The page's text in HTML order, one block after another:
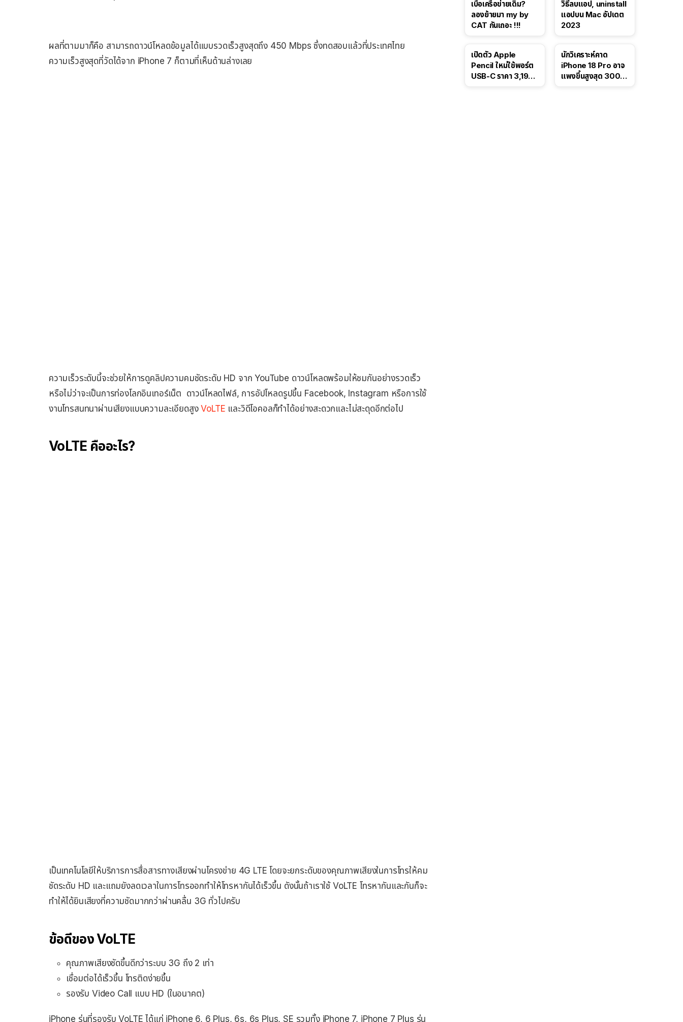
ผลที่ตามมาก็คือ สามารถดาวน์โหลดข้อมูลได้แบบรวดเร็วสูงสุดถึง 450 Mbps ซึ่งทดสอบแล้วที่ประเทศไทย
ความเร็วสูงสุดที่วัดได้จาก iPhone 7 ก็ตามที่เห็นด้านล่างเลย
ความเร็วระดับนี้จะช่วยให้การดูคลิปความคมชัดระดับ HD จาก YouTube ดาวน์โหลดพร้อมให้ชมกันอย่างรวดเร็ว
หรือไม่ว่าจะเป็นการท่องโลกอินเทอร์เน็ต ดาวน์โหลดไฟล์, การอัปโหลดรูปขึ้น Facebook, Instagram หรือการใช้
งานโทรสนทนาผ่านเสียงแบบความละเอียดสูงVoLTE และวิดีโอคอลก็ทำได้อย่างสะดวกและไม่สะดุดอีกต่อไป
VoLTE คืออะไร?
เป็นเทคโนโลยีให้บริการการสื่อสารทางเสียงผ่านโครงข่าย 4G LTE โดยจะยกระดับของคุณภาพเสียงในการโทรให้คม
ชัดระดับ HD และแถมยังลดเวลาในการโทรออกทำให้โทรหากันได้เร็วขึ้น ดังนั้นถ้าเราใช้ VoLTE โทรหากันและกันก็จะ
ทำให้ได้ยินเสียงที่ความชัดมากกว่าผ่านคลื่น 3G ทั่วไปครับ
ข้อดีของ VoLTE
คุณภาพเสียงชัดขึ้นดีกว่าระบบ 3G ถึง 2 เท่า
เชื่อมต่อได้เร็วขึ้น โทรติดง่ายขึ้น
รองรับ Video Call แบบ HD (ในอนาคต)
iPhone รุ่นที่รองรับ VoLTE ได้แก่ iPhone 6, 6 Plus, 6s, 6s Plus, SE รวมทั้ง iPhone 7, iPhone 7 Plus รุ่น
เบื่อเครือข่ายเดิม?
ลองย้ายมา my by
CAT กันเถอะ !!!
วิธีลบแอป, uninstall
แอปบน Mac อัปเดต
2023
เปิดตัว Apple
Pencil ใหม่ใช้พอร์ต
USB-C ราคา 3,190
นักวิเคราะห์คาด
iPhone 18 Pro อาจ
แพงขึ้นสูงสุด 300